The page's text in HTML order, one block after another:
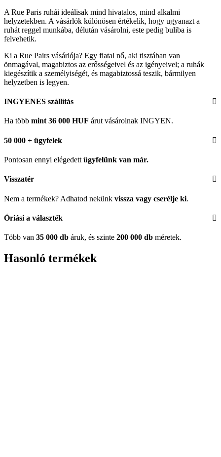
A Rue Paris ruhái ideálisak mind hivatalos, mind alkalmi
helyzetekben. A vásárlók különösen értékelik, hogy ugyanazt a
ruhát reggel munkába, délután vásárolni, este pedig buliba is
felvehetik.
Ki a Rue Pairs vásárlója? Egy fiatal nő, aki tisztában van
önmagával, magabiztos az erősségeivel és az igényeivel; a ruhák
kiegészítik a személyiségét, és magabiztossá teszik, bármilyen
helyzetben is legyen.
INGYENES szállítás
Ha több mint 36 000 HUF árut vásárolnak INGYEN.
50 000 + ügyfelek
Pontosan ennyi elégedett ügyfelünk van már.
Visszatér
Nem a termékek? Adhatod nekünk vissza vagy cserélje ki.
Óriási a választék
Több van 35 000 db áruk, és szinte 200 000 db méretek.
Hasonló termékek